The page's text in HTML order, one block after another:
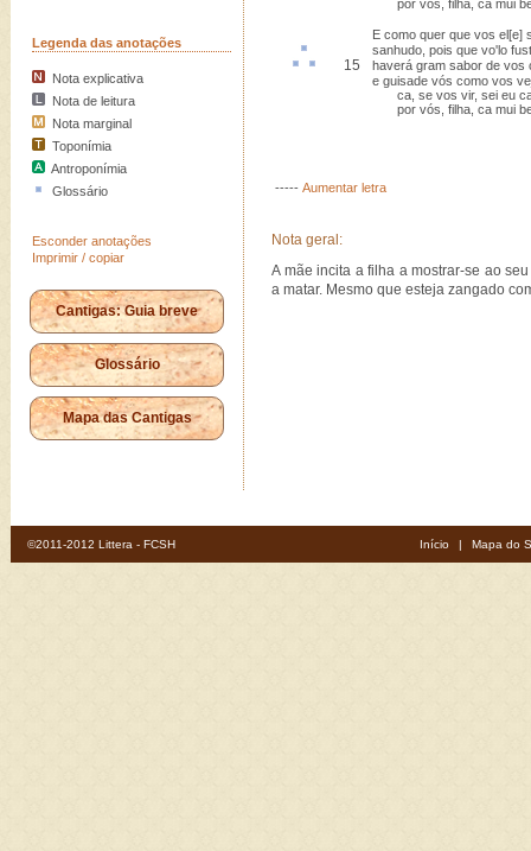
Legenda das anotações
Nota explicativa
Nota de leitura
Nota marginal
Toponímia
Antroponímia
Glossário
Esconder anotações
Imprimir / copiar
Cantigas: Guia breve
Glossário
Mapa das Cantigas
por vós, filha, ca mui
E como quer que vos el[e]
sanhudo , pois que vo'lo
15 haverá gram sabor de vos
e guisade vós como vos
ca, se vos vir, sei eu
por vós, filha, ca mui
----- Aumentar letra
Nota geral:
A mãe incita a filha a mostrar-se ao
a matar. Mesmo que esteja zangado
©2011-2012 Littera - FCSH Início | Mapa do